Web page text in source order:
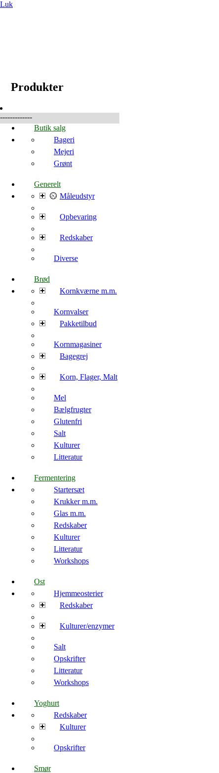
Luk
Produkter
-------------
Butik salg
Bageri
Mejeri
Grønt
Generelt
Måleudstyr
Opbevaring
Redskaber
Diverse
Brød
Kornkværne m.m.
Kornvalser
Pakketilbud
Kornmagasiner
Bagegrej
Korn, Flager, Malt
Mel
Bælgfrugter
Glutenfri
Salt
Kulturer
Litteratur
Fermentering
Startersæt
Krukker m.m.
Glas m.m.
Redskaber
Kulturer
Litteratur
Workshops
Ost
Hjemmeosterier
Redskaber
Kulturer/enzymer
Salt
Opskrifter
Litteratur
Workshops
Yoghurt
Redskaber
Kulturer
Opskrifter
Smør